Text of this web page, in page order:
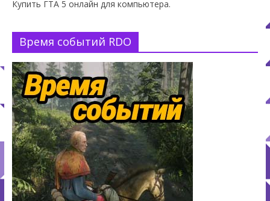
Купить ГТА 5 онлайн для компьютера.
Время событий RDO